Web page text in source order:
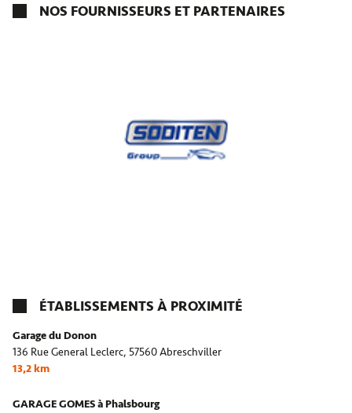
NOS FOURNISSEURS ET PARTENAIRES
ÉTABLISSEMENTS À PROXIMITÉ
Garage du Donon
136 Rue General Leclerc, 57560 Abreschviller
13,2 km
GARAGE GOMES à Phalsbourg